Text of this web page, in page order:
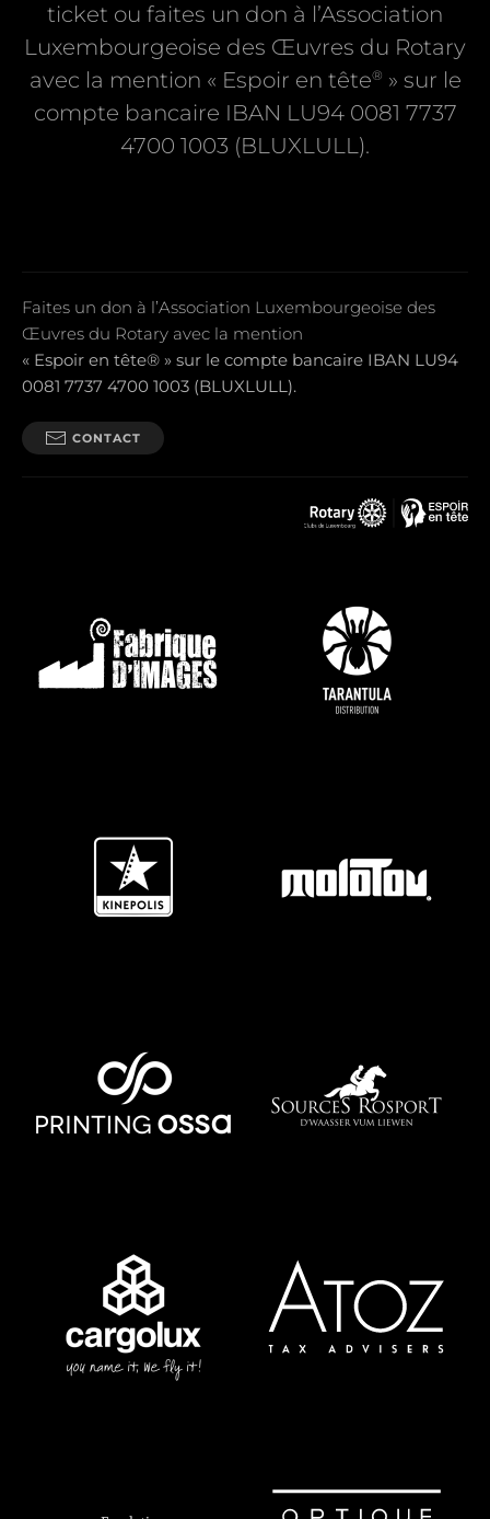
ticket ou faites un don à l’Association
Luxembourgeoise des Œuvres du Rotary
avec la mention « Espoir en tête® » sur le
compte bancaire IBAN LU94 0081 7737
4700 1003 (BLUXLULL).
Faites un don à l’Association Luxembourgeoise des
Œuvres du Rotary avec la mention
« Espoir en tête® » sur le compte bancaire IBAN LU94
0081 7737 4700 1003 (BLUXLULL).
CONTACT